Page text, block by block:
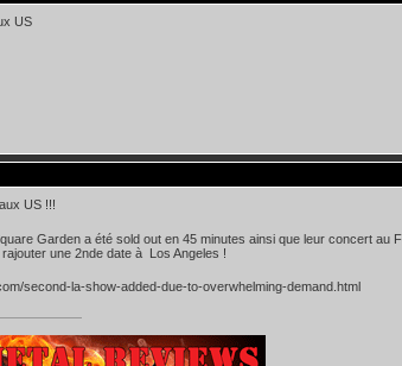
US
US !!!
Garden a été sold out en 45 minutes ainsi que leur concert au
une 2nde date à Los Angeles !
second-la-show-added-due-to-overwhelming-demand.html